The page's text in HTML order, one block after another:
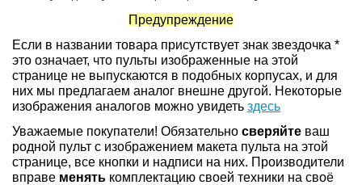
Предупреждение
Если в названии товара присутствует знак звездочка *
это означает, что пульты изображенные на этой
странице не выпускаются в подобных корпусах, и для
них мы предлагаем аналог внешне другой. Некоторые
изображения аналогов можно увидеть здесь
Уважаемые покупатели! Обязательно сверяйте ваш
родной пульт с изображением макета пульта на этой
странице, все кнопки и надписи на них. Производители
вправе менять комплектацию своей техники на своё